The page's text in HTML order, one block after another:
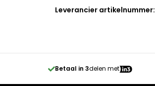
Leverancier artikelnummer:
Betaal in 3delen met